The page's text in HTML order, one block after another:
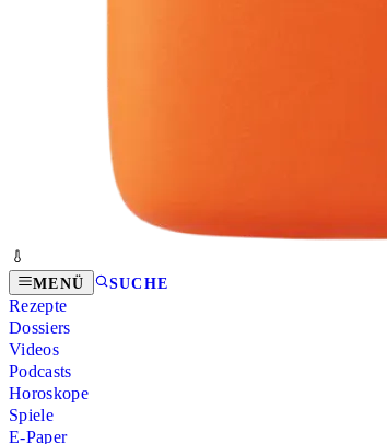
MENÜ SUCHE
Rezepte
Dossiers
Videos
Podcasts
Horoskope
Spiele
E-Paper